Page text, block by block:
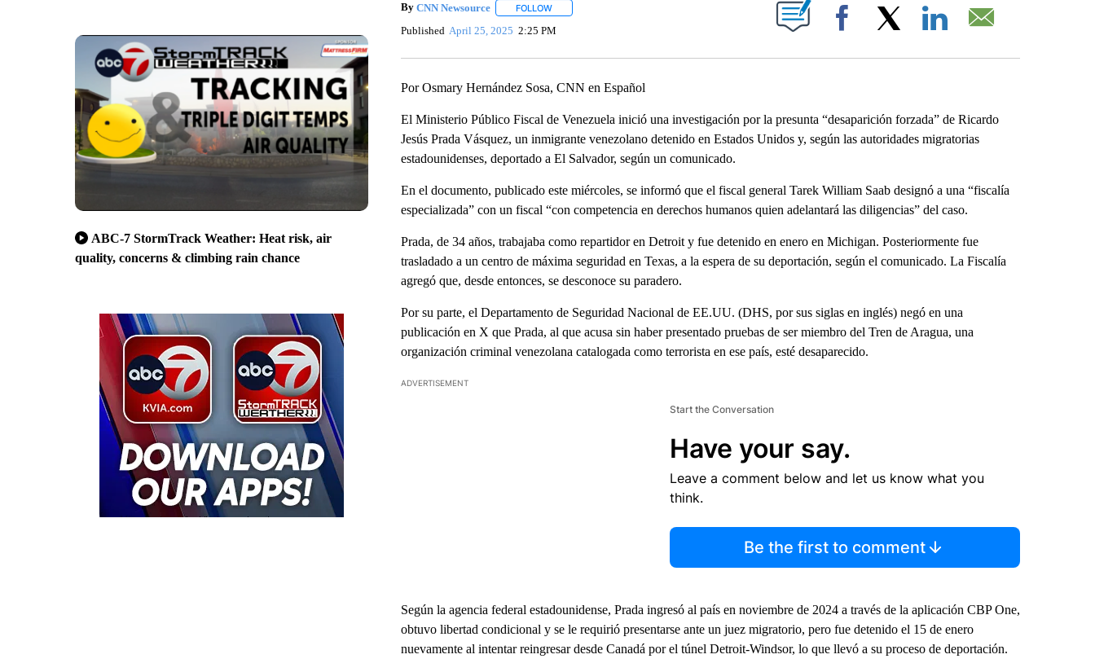
ABC-7 StormTrack Weather: Heat risk, air
quality, concerns & climbing rain chance
By CNN Newsource FOLLOWFOLLOW "" TO RECEIVE NOTIFICATIONS ABOUT NEW PAGES ON "".
Published April 25, 2025 2:25 PM Facebook
Por Osmary Hernández Sosa, CNN en Español
El Ministerio Público Fiscal de Venezuela inició una investigación por la presunta “desaparición forzada” de Ricardo
Jesús Prada Vásquez, un inmigrante venezolano detenido en Estados Unidos y, según las autoridades migratorias
estadounidenses, deportado a El Salvador, según un comunicado.
En el documento, publicado este miércoles, se informó que el fiscal general Tarek William Saab designó a una “fiscalía
especializada” con un fiscal “con competencia en derechos humanos quien adelantará las diligencias” del caso.
Prada, de 34 años, trabajaba como repartidor en Detroit y fue detenido en enero en Michigan. Posteriormente fue
trasladado a un centro de máxima seguridad en Texas, a la espera de su deportación, según el comunicado. La Fiscalía
agregó que, desde entonces, se desconoce su paradero.
Por su parte, el Departamento de Seguridad Nacional de EE.UU. (DHS, por sus siglas en inglés) negó en una
publicación en X que Prada, al que acusa sin haber presentado pruebas de ser miembro del Tren de Aragua, una
organización criminal venezolana catalogada como terrorista en ese país, esté desaparecido.
ADVERTISEMENT
Start the Conversation
Have your say.
Leave a comment below and let us know what you
think.
Be the first to comment
Según la agencia federal estadounidense, Prada ingresó al país en noviembre de 2024 a través de la aplicación CBP One,
obtuvo libertad condicional y se le requirió presentarse ante un juez migratorio, pero fue detenido el 15 de enero
nuevamente al intentar reingresar desde Canadá por el túnel Detroit-Windsor, lo que llevó a su proceso de deportación.